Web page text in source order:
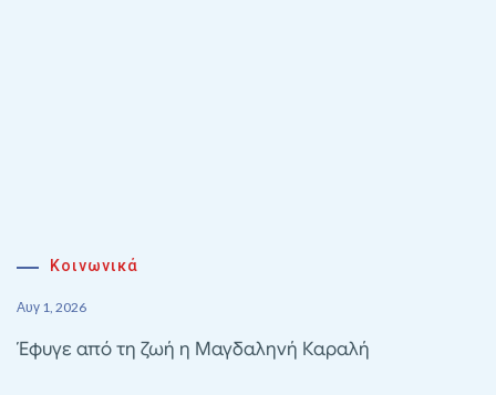
Κοινωνικά
Αυγ 1, 2026
Έφυγε από τη ζωή η Μαγδαληνή Καραλή